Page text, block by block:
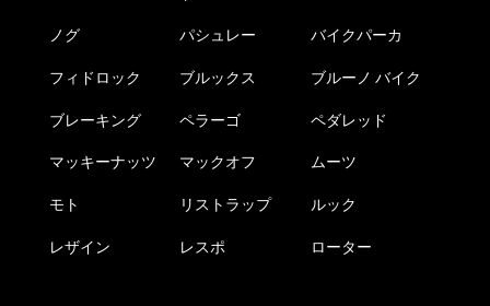
ノグ パシュレー バイクパーカ
フィドロック ブルックス ブルーノ バイク
ブレーキング ペラーゴ ペダレッド
マッキーナッツ マックオフ ムーツ
モト リストラップ ルック
レザイン レスポ ローター